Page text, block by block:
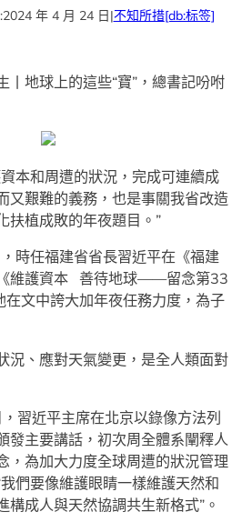
2024 年 4 月 24 日|不知所措[db:标签]
丨地球上的這些“寶”，總書記吩咐
本和周遭的狀況，完成可連續成
又艱難的義務，也是事關我省改造
扶植成敗的年夜題目。”
時任福建省省長習近平在《福建
維護資本 善待地球——留念第33
在文中誇大加年夜任務力度，為子
況、應對天氣變更，是全人類面對
習近平主席在北京以錄像方法列
發主要講話，初次周全體系闡釋人
，為加大力度全球周遭的狀況管理
們要像維護眼睛一樣維護天然和
構成人與天然協調共生新格式”。